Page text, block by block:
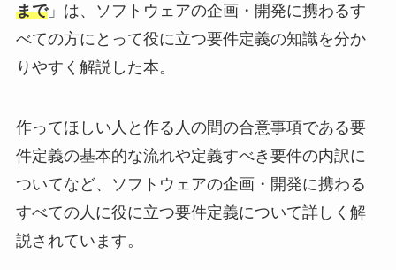
まで」は、ソフトウェアの企画・開発に携わるす
べての方にとって役に立つ要件定義の知識を分か
りやすく解説した本。
作ってほしい人と作る人の間の合意事項である要
件定義の基本的な流れや定義すべき要件の内訳に
ついてなど、ソフトウェアの企画・開発に携わる
すべての人に役に立つ要件定義について詳しく解
説されています。